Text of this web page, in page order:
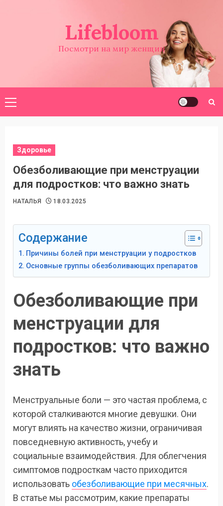
Lifebloom
Посмотри на мир женщин
Основное
меню
Здоровье
Обезболивающие при менструации
для подростков: что важно знать
НАТАЛЬЯ 18.03.2025
Содержание
Причины болей при менструации у подростков
Основные группы обезболивающих препаратов
Обезболивающие при
менструации для
подростков: что важно
знать
Менструальные боли — это частая проблема, с
которой сталкиваются многие девушки. Они
могут влиять на качество жизни, ограничивая
повседневную активность, учебу и
социальные взаимодействия. Для облегчения
симптомов подросткам часто приходится
использовать обезболивающие при месячных.
В статье мы рассмотрим, какие препараты